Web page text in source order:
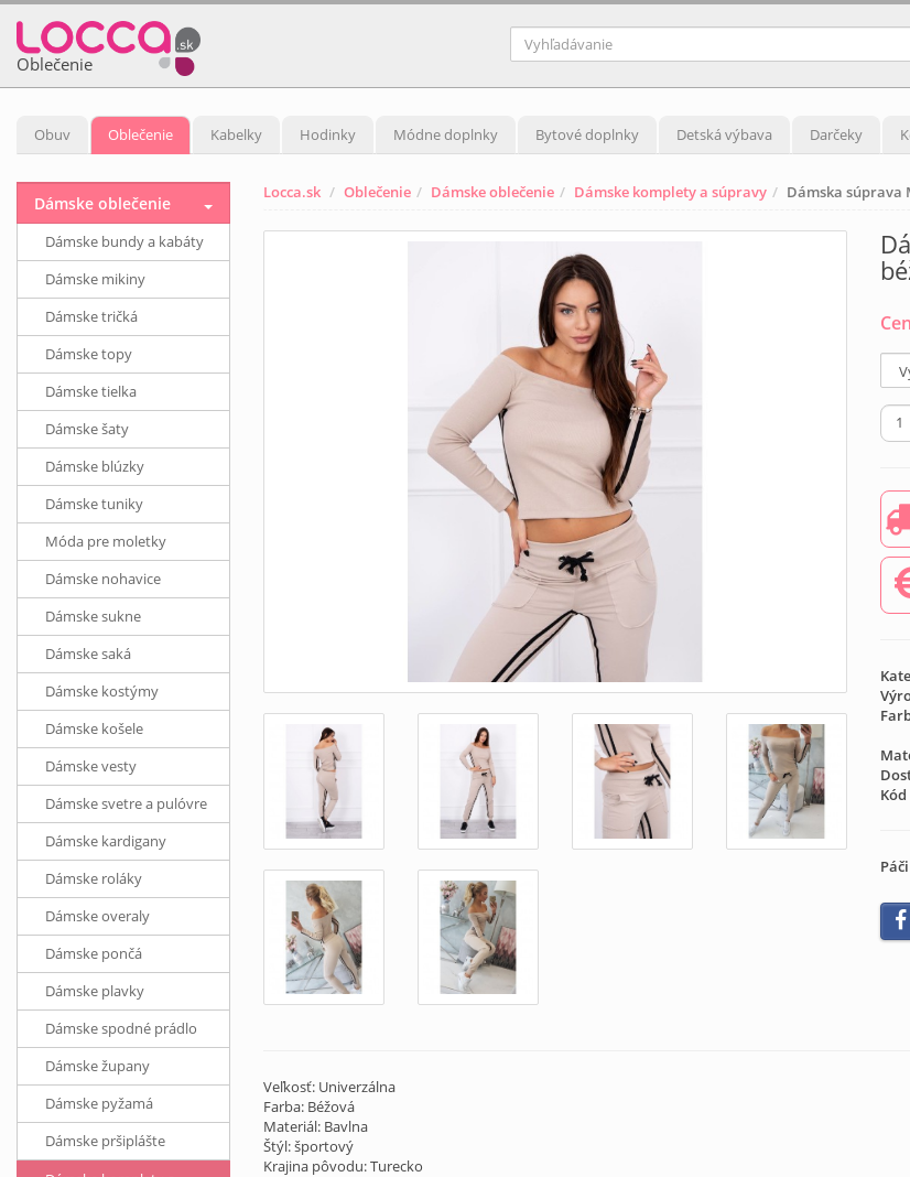
Oblečenie
Obuv Oblečenie Kabelky Hodinky Módne doplnky Bytové doplnky Detská výbava Darčeky
Locca.sk Oblečenie Dámske oblečenie Dámske komplety a súpravy Dámska súprava
Veľkosť: Univerzálna
Farba: Béžová
Materiál: Bavlna
Štýl: športový
Krajina pôvodu: Turecko
Dámske oblečenie
Dámske bundy a kabáty
Dámske mikiny
Dámske tričká
Dámske topy
Dámske tielka
Dámske šaty
Dámske blúzky
Dámske tuniky
Móda pre moletky
Dámske nohavice
Dámske sukne
Dámske saká
Dámske kostýmy
Dámske košele
Dámske vesty
Dámske svetre a pulóvre
Dámske kardigany
Dámske roláky
Dámske overaly
Dámske pončá
Dámske plavky
Dámske spodné prádlo
Dámske župany
Dámske pyžamá
Dámske pršiplášte